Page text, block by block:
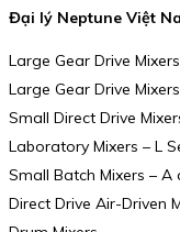
Đại lý Neptune Việt
Large Gear Drive
Large Gear Drive
Small Direct Drive
Laboratory Mixers – L
Small Batch Mixers – A
Direct Drive Air-Driven